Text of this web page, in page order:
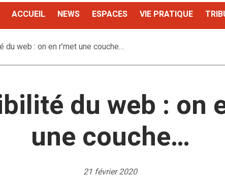
ACCUEIL NEWS ESPACES VIE PRATIQUE
du web : on en r’met une couche…
du web : on
une couche…
21 février 2020